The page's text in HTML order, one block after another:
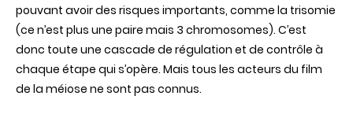
pouvant avoir des risques importants, comme la trisomie
(ce n’est plus une paire mais 3 chromosomes). C’est
donc toute une cascade de régulation et de contrôle à
chaque étape qui s’opère. Mais tous les acteurs du film
de la méiose ne sont pas connus.